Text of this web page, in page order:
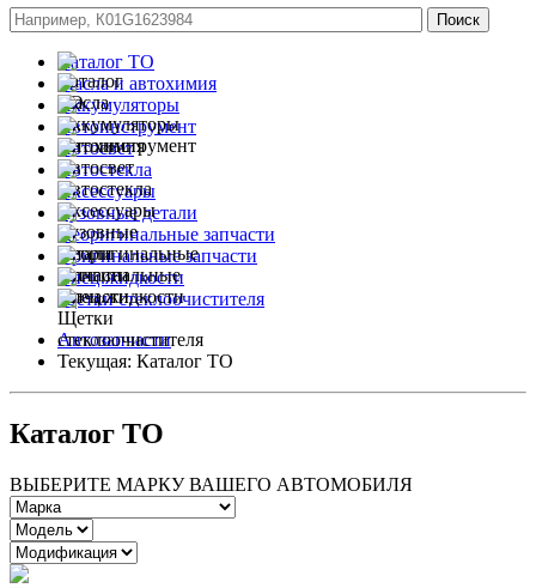
Каталог ТО
Масла и автохимия
Аккумуляторы
Автоинструмент
Автосвет
Автостекла
Аксессуары
Кузовные детали
Неоригинальные запчасти
Оригинальные запчасти
Спец.жидкости
Щетки стеклоочистителя
Автозапчасти
Текущая: Каталог ТО
Каталог ТО
ВЫБЕРИТЕ МАРКУ ВАШЕГО АВТОМОБИЛЯ